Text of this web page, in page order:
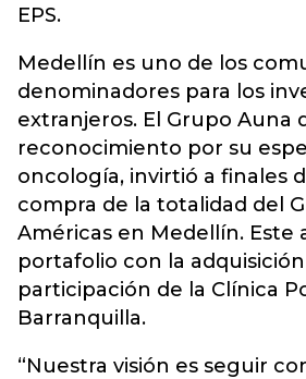
EPS.
Medellín es uno de los
denominadores para los
extranjeros. El Grupo Auna
reconocimiento por su
oncología, invirtió a finales
compra de la totalidad del
Américas en Medellín. Este
portafolio con la adquisición
participación de la Clínica
Barranquilla.
“Nuestra visión es seguir